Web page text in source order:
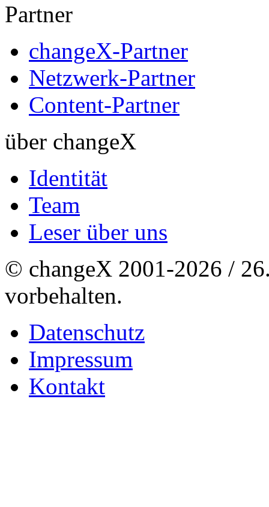
Partner
changeX-Partner
Netzwerk-Partner
Content-Partner
über changeX
Identität
Team
Leser über uns
© changeX 2001-2026 /
vorbehalten.
Datenschutz
Impressum
Kontakt